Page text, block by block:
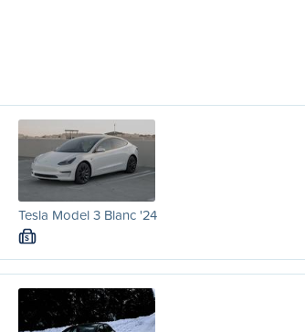
Tesla Model 3 Blanc '24
S